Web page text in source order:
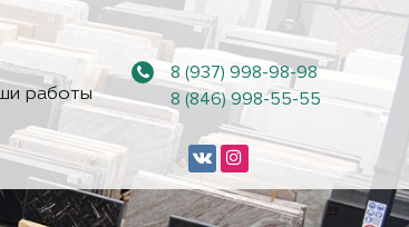
работы
8 (937) 998-98-98
8 (846) 998-55-55